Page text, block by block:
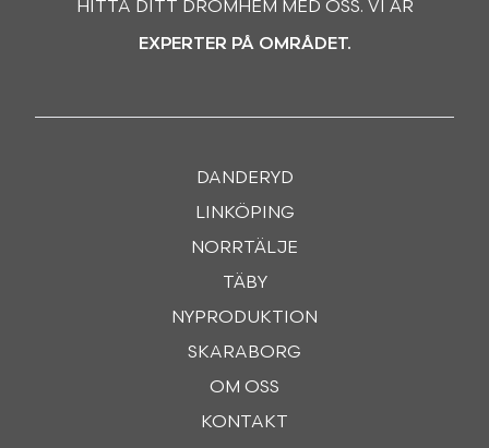
HITTA DITT DRÖMHEM MED OSS. VI ÄR
EXPERTER PÅ OMRÅDET.
DANDERYD
LINKÖPING
NORRTÄLJE
TÄBY
NYPRODUKTION
SKARABORG
OM OSS
KONTAKT